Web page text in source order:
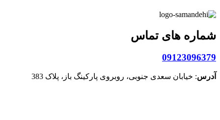
شماره های تماس
09123096379
آدرس: خیابان سعدی جنوبی، روبروی پارکینگ باز، پلاک 383